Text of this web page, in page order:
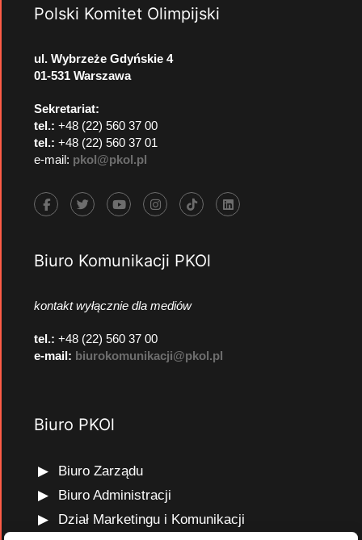
Polski Komitet Olimpijski
ul. Wybrzeże Gdyńskie 4
01-531 Warszawa
Sekretariat:
tel.: +48 (22) 560 37 00
tel.: +48 (22) 560 37 01
e-mail: pkol@pkol.pl
Biuro Komunikacji PKOl
kontakt wyłącznie dla mediów
tel.: +48 (22) 560 37 00
e-mail: biurokomunikacji@pkol.pl
Biuro PKOl
Biuro Zarządu
Biuro Administracji
Dział Marketingu i Komunikacji